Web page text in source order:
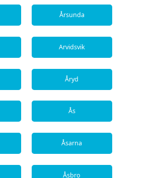
Årsunda
Arvidsvik
Åryd
Ås
Åsarna
Åsbro